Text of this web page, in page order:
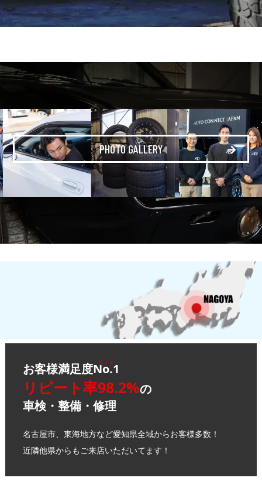
PHOTO GALLERY
お客様満足度No.1
リピート率98.2%の
車検・整備・修理
名古屋市、東海地方など愛知県全域からお客様多数！
近隣他県からもご来店いただいてます！